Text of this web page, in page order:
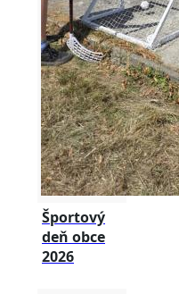
Športový
deň obce
2026